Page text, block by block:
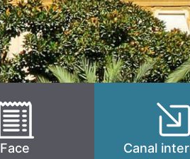
Face
Canal